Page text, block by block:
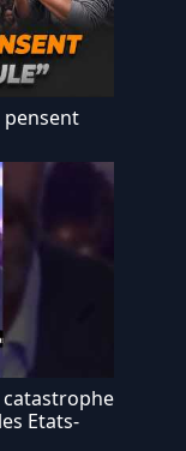
pensent
catastrophe
Etats-